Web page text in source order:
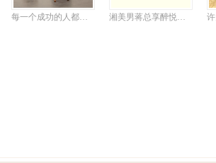
每一个成功的人都有自己的悦观潮情怀 湘美男蒋总享醉悦观潮诗意大发